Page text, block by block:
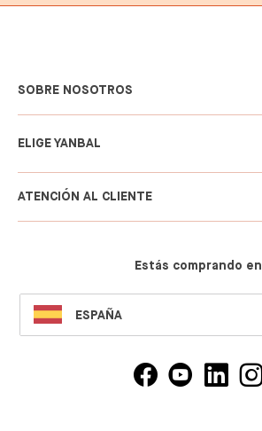
SOBRE NOSOTROS
ELIGE YANBAL
ATENCIÓN AL CLIENTE
Estás comprando en
SELECT
LANGUAGE
ESPAÑA